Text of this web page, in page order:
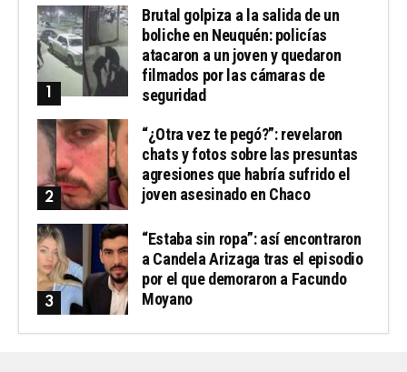
Brutal golpiza a la salida de un
boliche en Neuquén: policías
atacaron a un joven y quedaron
filmados por las cámaras de
seguridad
“¿Otra vez te pegó?”: revelaron
chats y fotos sobre las presuntas
agresiones que habría sufrido el
joven asesinado en Chaco
“Estaba sin ropa”: así encontraron
a Candela Arizaga tras el episodio
por el que demoraron a Facundo
Moyano